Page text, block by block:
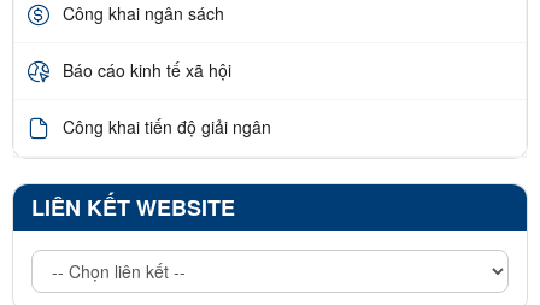
Công khai ngân sách
Báo cáo kinh tế xã hội
Công khai tiến độ giải ngân
LIÊN KẾT WEBSITE